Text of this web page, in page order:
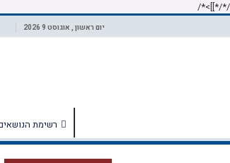
/*
/*]]>*/
יום ראשון , אוגוסט 9 2026
רשימת